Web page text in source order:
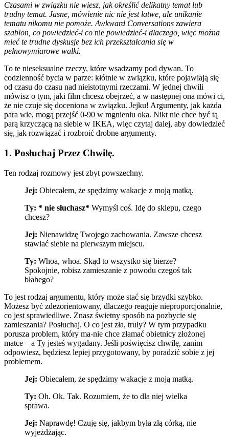
Czasami w związku nie wiesz, jak określić delikatny temat lub
trudny temat. Jasne, mówienie nic nie jest łatwe, ale unikanie
tematu nikomu nie pomoże. Awkward Conversations zawiera
szablon, co powiedzieć-i co nie powiedzieć-i dlaczego, więc można
mieć te trudne dyskusje bez ich przekształcania się w
pełnowymiarowe walki.
To te nieseksualne rzeczy, które wsadzamy pod dywan. To
codzienność bycia w parze: kłótnie w związku, które pojawiają się
od czasu do czasu nad nieistotnymi rzeczami. W jednej chwili
mówisz o tym, jaki film chcesz obejrzeć, a w następnej ona mówi ci,
że nie czuje się doceniona w związku. Jejku! Argumenty, jak każda
para wie, mogą przejść 0-90 w mgnieniu oka. Nikt nie chce być tą
parą krzyczącą na siebie w IKEA, więc czytaj dalej, aby dowiedzieć
się, jak rozwiązać i rozbroić drobne argumenty.
1. Posłuchaj Przez Chwilę.
Ten rodzaj rozmowy jest zbyt powszechny.
Jej: Obiecałem, że spędzimy wakacje z moją matką.
Ty: * nie słuchasz* Wymyśl coś. Idę do sklepu, czego
chcesz?
Jej: Nienawidzę Twojego zachowania. Zawsze chcesz
stawiać siebie na pierwszym miejscu.
Ty: Whoa, whoa. Skąd to wszystko się bierze?
Spokojnie, robisz zamieszanie z powodu czegoś tak
błahego?
To jest rodzaj argumentu, który może stać się brzydki szybko.
Możesz być zdezorientowany, dlaczego reaguje nieproporcjonalnie,
co jest sprawiedliwe. Znasz świetny sposób na pozbycie się
zamieszania? Posłuchaj. O co jest zła, truly? W tym przypadku
porusza problem, który ma-nie chce złamać obietnicy złożonej
matce – a Ty jesteś wygadany. Jeśli poświęcisz chwilę, zanim
odpowiesz, będziesz lepiej przygotowany, by poradzić sobie z jej
problemem.
Jej: Obiecałem, że spędzimy wakacje z moją matką.
Ty: Oh. Ok. Tak. Rozumiem, że to dla niej wielka
sprawa.
Jej: Naprawdę! Czuję się, jakbym była złą córką, nie
wyjeżdżając.